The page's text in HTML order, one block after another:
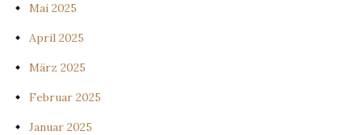
Mai 2025
April 2025
März 2025
Februar 2025
Januar 2025